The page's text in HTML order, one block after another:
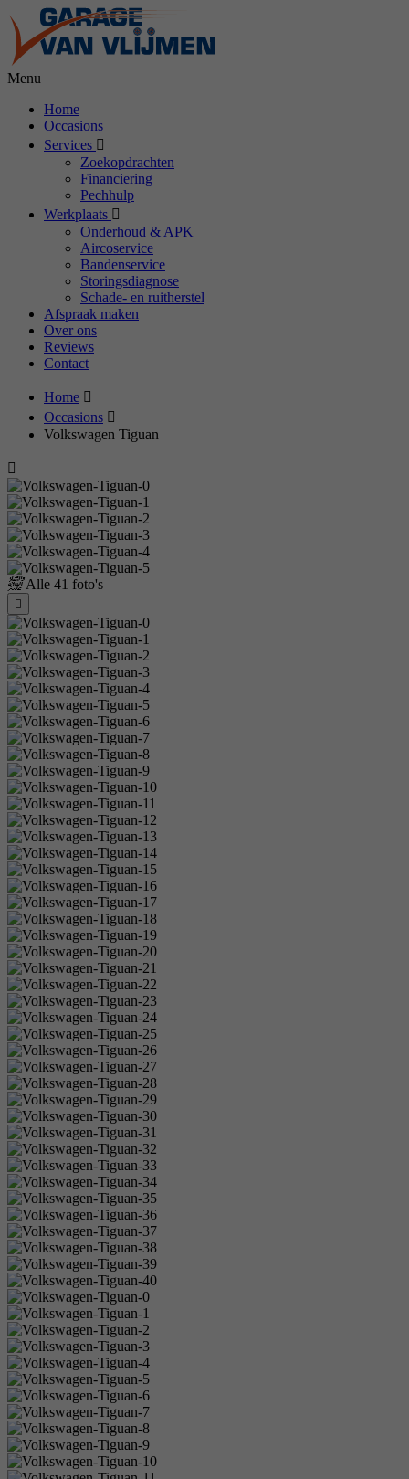
Menu
Home
Occasions
Services
Zoekopdrachten
Financiering
Pechhulp
Werkplaats
Onderhoud & APK
Aircoservice
Bandenservice
Storingsdiagnose
Schade- en ruitherstel
Afspraak maken
Over ons
Reviews
Contact
Home
Occasions
Volkswagen Tiguan
Alle 41 foto's